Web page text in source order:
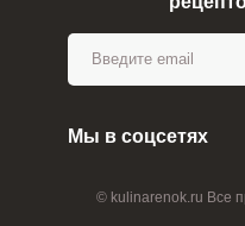
© kulinarenok.ru Все
Мы в соцсетях